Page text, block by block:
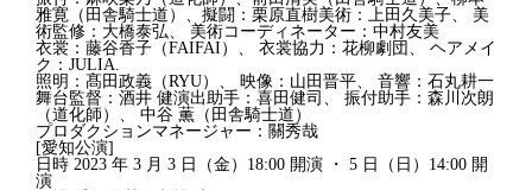
雅寛（田舎騎士道）、擬闘：栗原直樹美術：上田久美子、 美
術監修：大橋泰弘、 美術コーディネーター：中村友美
衣裳：藤谷香子（FAIFAI）、 衣裳協力：花柳劇団、 ヘアメイ
ク：JULIA.
照明：髙田政義（RYU）、 映像：山田晋平、 音響：石丸耕一
舞台監督：酒井 健演出助手：喜田健司、 振付助手：森川次朗
（道化師）、 中谷 薫（田舎騎士道）
プロダクションマネージャー：關秀哉
[愛知公演]
日時 2023 年 3 月 3 日（金）18:00 開演 ・ 5 日（日）14:00 開
演